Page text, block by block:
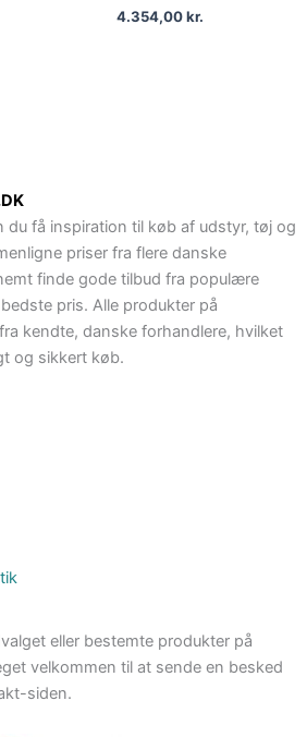
4.354,00kr.
du få inspiration til køb af udstyr, tøj og
priser fra flere danske
finde gode tilbud fra populære
pris. Alle produkter på
kendte, danske forhandlere, hvilket
og sikkert køb.
eller bestemte produkter på
velkommen til at sende en besked
siden.